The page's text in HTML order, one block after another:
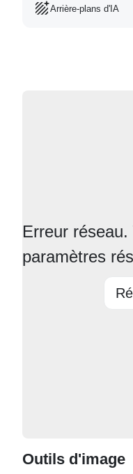
Arrière-plans d'IA
Erreur
paramètres
Outils d'image